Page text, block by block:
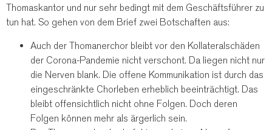
Thomaskantor und nur sehr bedingt mit dem Geschäftsführer zu
tun hat. So gehen von dem Brief zwei Botschaften aus:
Auch der Thomanerchor bleibt vor den Kollateralschäden
der Corona-Pandemie nicht verschont. Da liegen nicht nur
die Nerven blank. Die offene Kommunikation ist durch das
eingeschränkte Chorleben erheblich beeinträchtigt. Das
bleibt offensichtlich nicht ohne Folgen. Doch deren
Folgen können mehr als ärgerlich sein.